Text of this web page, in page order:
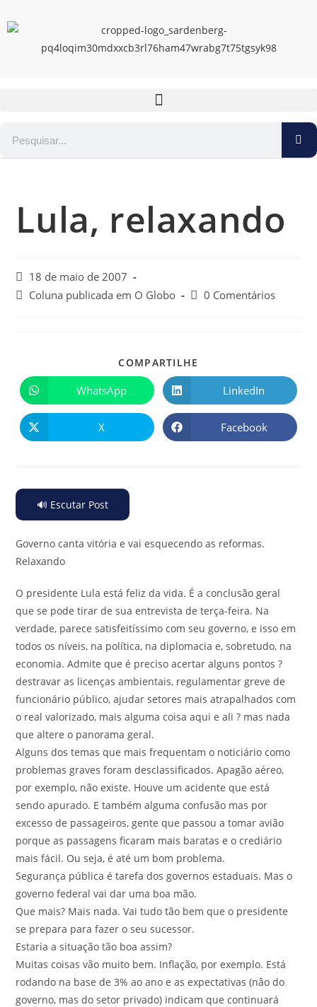
Lula, relaxando
18 de maio de 2007
Coluna publicada em O Globo
0 Comentários
COMPARTILHE
WhatsApp LinkedIn
X Facebook
🔊 Escutar Post
Governo canta vitória e vai esquecendo as reformas.
Relaxando
O presidente Lula está feliz da vida. É a conclusão geral
que se pode tirar de sua entrevista de terça-feira. Na
verdade, parece satisfeitíssimo com seu governo, e isso em
todos os níveis, na política, na diplomacia e, sobretudo, na
economia. Admite que é preciso acertar alguns pontos ?
destravar as licenças ambientais, regulamentar greve de
funcionário público, ajudar setores mais atrapalhados com
o real valorizado, mais alguma coisa aqui e ali ? mas nada
que altere o panorama geral.
Alguns dos temas que mais frequentam o noticiário como
problemas graves foram desclassificados. Apagão aéreo,
por exemplo, não existe. Houve um acidente que está
sendo apurado. E também alguma confusão mas por
excesso de passageiros, gente que passou a tomar avião
porque as passagens ficaram mais baratas e o crediário
mais fácil. Ou seja, é até um bom problema.
Segurança pública é tarefa dos governos estaduais. Mas o
governo federal vai dar uma boa mão.
Que mais? Mais nada. Vai tudo tão bem que o presidente
se prepara para fazer o seu sucessor.
Estaria a situação tão boa assim?
Muitas coisas vão muito bem. Inflação, por exemplo. Está
rodando na base de 3% ao ano e as expectativas (não do
governo, mas do setor privado) indicam que continuará